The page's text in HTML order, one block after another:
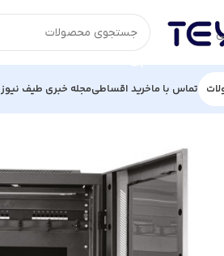
تماس با ماخرید اقساطیمجله خبری طیف نیوز
/رک شبکه و متعلقات